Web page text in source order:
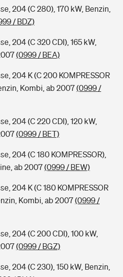
204 (C 280), 170 kW, Benzin,
/ BDZ)
204 (C 320 CDI), 165 kW,
(0999 / BEA)
204 K (C 200 KOMPRESSOR
Kombi, ab 2007(0999 /
204 (C 220 CDI), 120 kW,
(0999 / BET)
204 (C 180 KOMPRESSOR),
ab 2007(0999 / BEW)
204 K (C 180 KOMPRESSOR
Kombi, ab 2007(0999 /
204 (C 200 CDI), 100 kW,
(0999 / BGZ)
204 (C 230), 150 kW, Benzin,